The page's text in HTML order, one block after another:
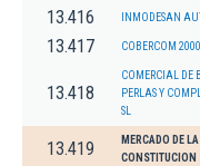
13.416 INMODESAN
13.417 COBERCOM 2000
13.418
COMERCIAL DE
PERLAS Y
SL
13.419
MERCADO DE LA
CONSTITUCION